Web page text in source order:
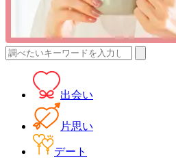
検
出会い
片思い
デート